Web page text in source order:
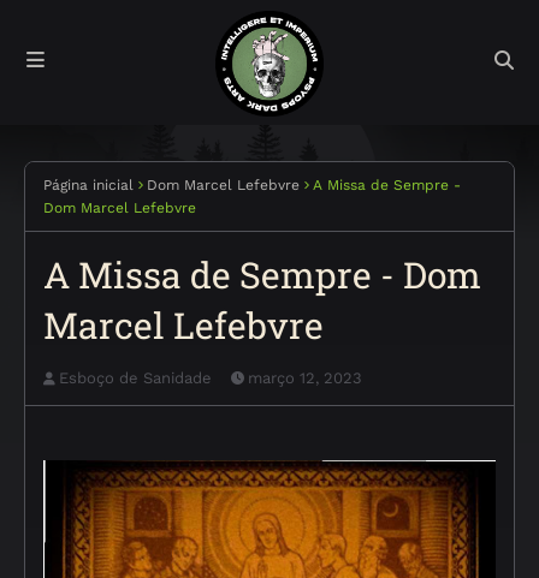
Página inicial Dom Marcel Lefebvre
A Missa de Sempre -
Dom Marcel Lefebvre
A Missa de Sempre - Dom
Marcel Lefebvre
Esboço de Sanidade março 12, 2023